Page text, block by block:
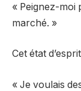
« Peignez-moi
marché. »
Cet état
« Je voulais